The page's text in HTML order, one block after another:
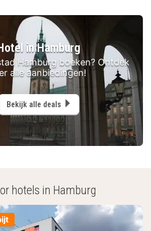
in Hamburg
Hamburg boeken? Ontdek
alle aanbiedingen!
Bekijk alle deals
hotels in Hamburg